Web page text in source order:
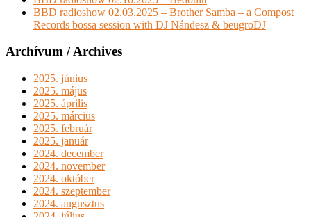
BBD radioshow 02.03.2025 – Brother Samba – a Compost
Records bossa session with DJ Nándesz & beugroDJ
Archívum / Archives
2025. június
2025. május
2025. április
2025. március
2025. február
2025. január
2024. december
2024. november
2024. október
2024. szeptember
2024. augusztus